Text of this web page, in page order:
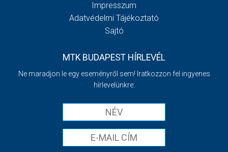
Impresszum
Adatvédelmi Tájékoztató
Sajtó
MTK BUDAPEST HÍRLEVÉL
Ne maradjon le egy eseményről sem! Iratkozzon fel ingyenes
hírlevelünkre: